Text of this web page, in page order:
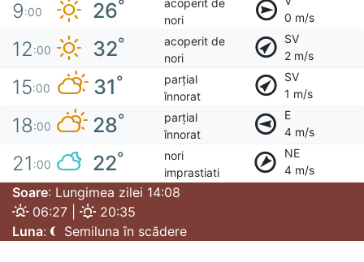
9:00 26°
nori
0 m/s
12:00 32°
acoperit de
nori
SV
2 m/s
15:00 31°
parțial
înnorat
SV
1 m/s
18:00 28°
parțial
înnorat
E
4 m/s
21 :00 22°
nori
imprastiati
NE
4 m/s
Soare: Lungimea zilei 14:08
06:27 |
20:35
Luna: Semiluna în scădere